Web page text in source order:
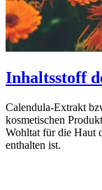
Inhaltsstoff
Calendula-Extrakt
kosmetischen
Wohltat für die Haut
enthalten ist.